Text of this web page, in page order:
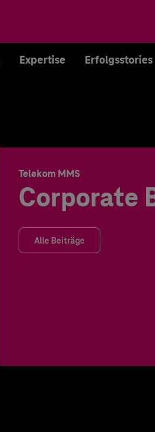
Expertise Erfolgsstories
Telekom MMS
Corporate
Alle Beiträge